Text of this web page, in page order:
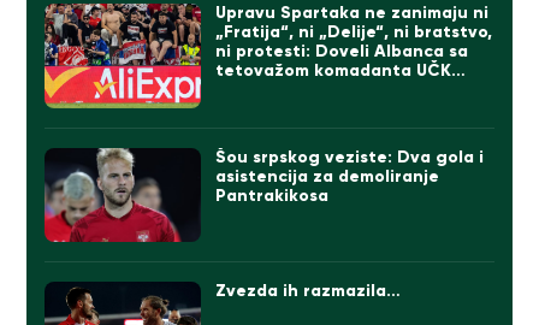
Upravu Spartaka ne zanimaju ni
„Fratija“, ni „Delije“, ni bratstvo,
ni protesti: Doveli Albanca sa
tetovažom komadanta UČK
Šou srpskog veziste: Dva gola i
asistencija za demoliranje
Pantrakikosa
Zvezda ih razmazila…